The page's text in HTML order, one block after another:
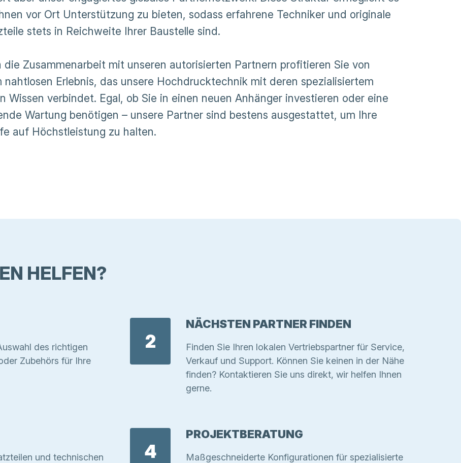
vor Ort Unterstützung zu bieten, sodass erfahrene Techniker und originale
stets in Reichweite Ihrer Baustelle sind.
die Zusammenarbeit mit unseren autorisierten Partnern profitieren Sie von
nahtlosen Erlebnis, das unsere Hochdrucktechnik mit deren spezialisiertem
Wissen verbindet. Egal, ob Sie in einen neuen Anhänger investieren oder eine
Wartung benötigen – unsere Partner sind bestens ausgestattet, um Ihre
auf Höchstleistung zu halten.
HELFEN?
des richtigen
Zubehörs für Ihre
2
NÄCHSTEN PARTNER FINDEN
Finden Sie Ihren lokalen Vertriebspartner für Service,
Verkauf und Support. Können Sie keinen in der Nähe
finden? Kontaktieren Sie uns direkt, wir helfen Ihnen
gerne.
und technischen
4
PROJEKTBERATUNG
Maßgeschneiderte Konfigurationen für spezialisierte